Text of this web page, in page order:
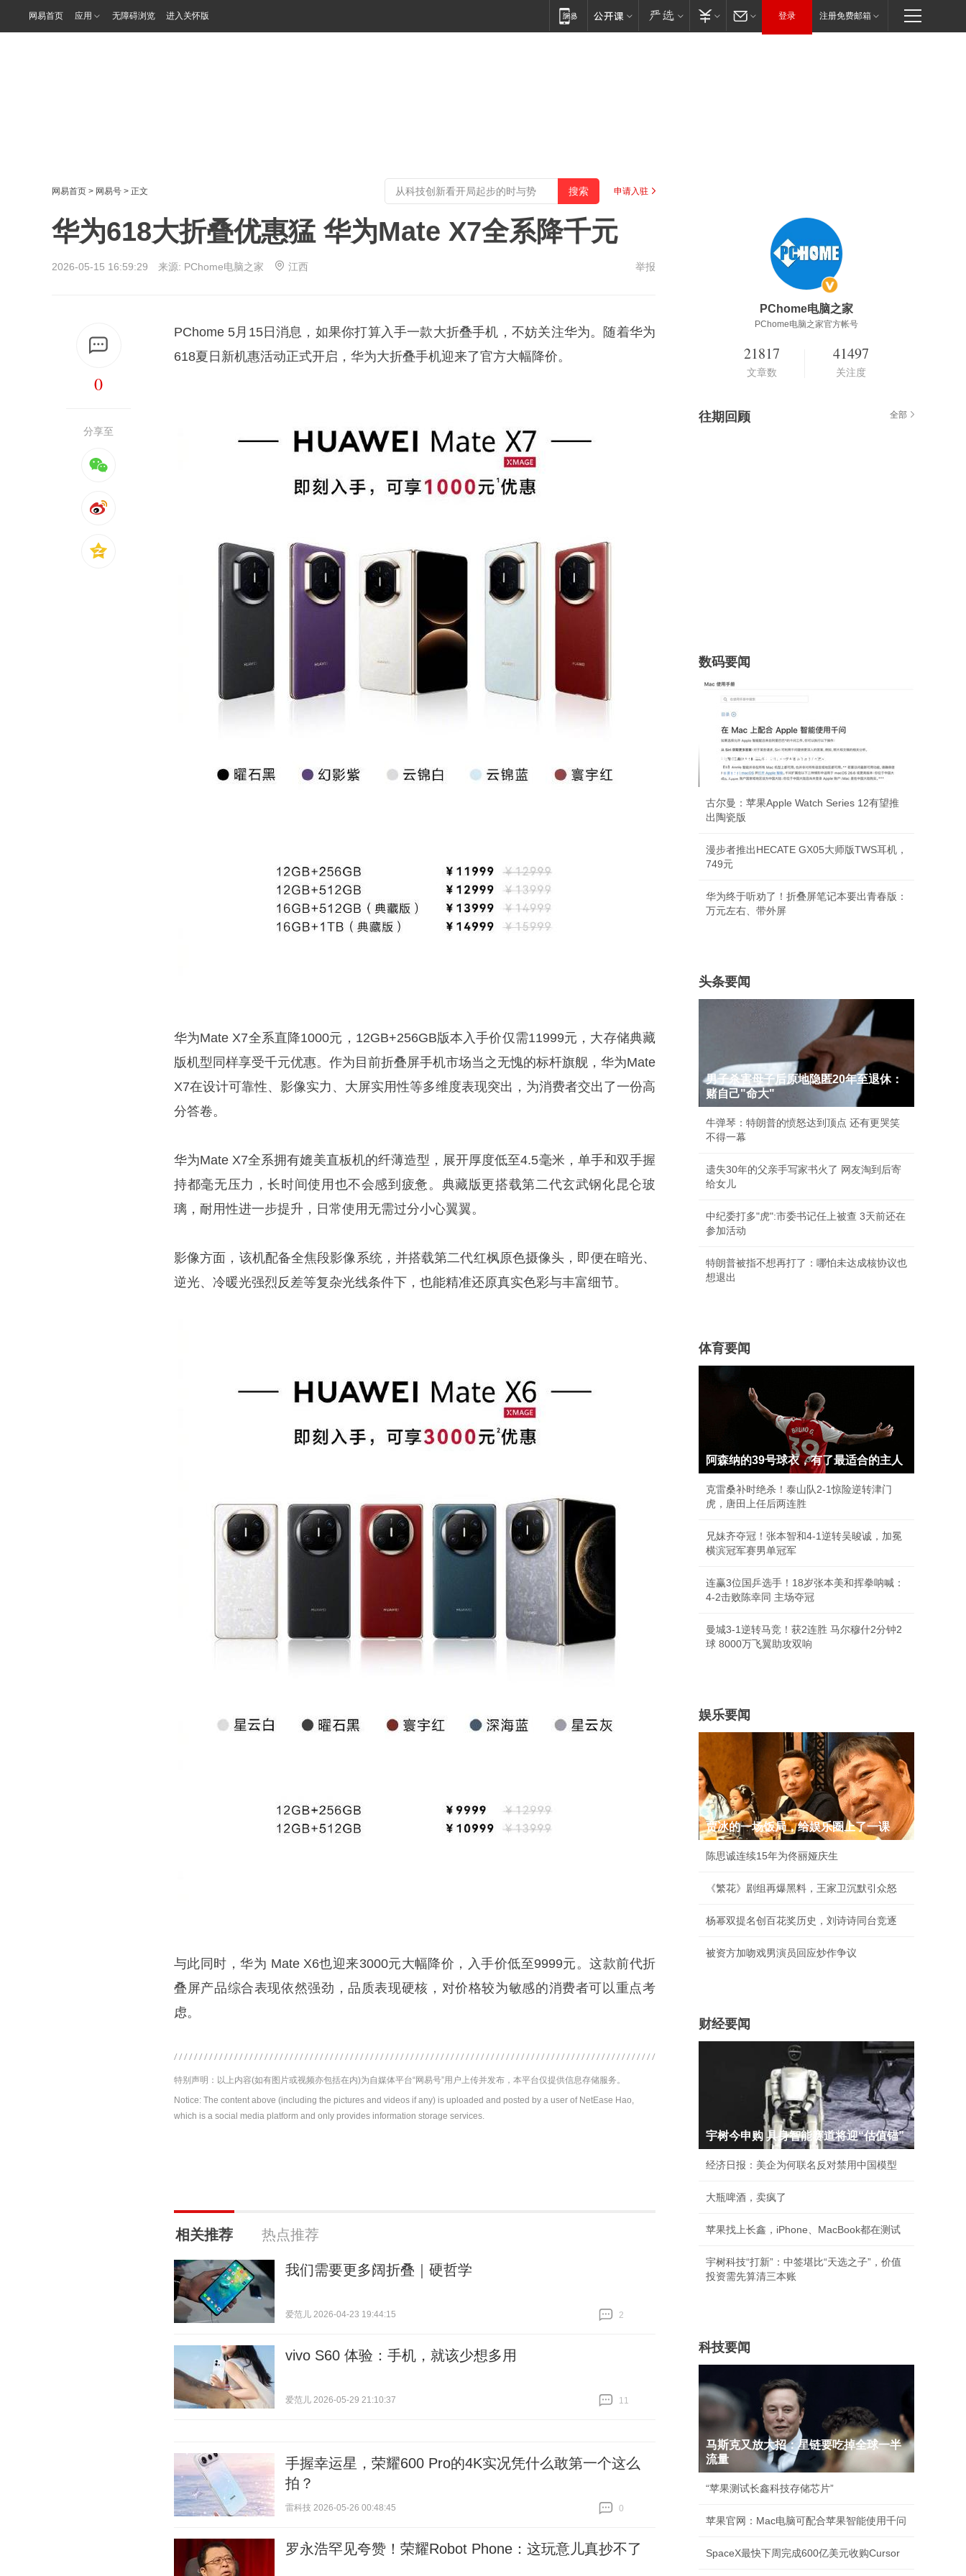
网易首页 应用 无障碍浏览 进入关怀版 登录 注册免费邮箱
网易首页 > 网易号 > 正文 申请入驻
华为618大折叠优惠猛 华为Mate X7全系降千元
2026-05-15 16:59:29 来源: PChome电脑之家 江西 举报
0
分享至
PChome 5月15日消息，如果你打算入手一款大折叠手机，不妨关注华为。随着华为
618夏日新机惠活动正式开启，华为大折叠手机迎来了官方大幅降价。
华为Mate X7全系直降1000元，12GB+256GB版本入手价仅需11999元，大存储典藏
版机型同样享受千元优惠。作为目前折叠屏手机市场当之无愧的标杆旗舰，华为Mate
X7在设计可靠性、影像实力、大屏实用性等多维度表现突出，为消费者交出了一份高
分答卷。
华为Mate X7全系拥有媲美直板机的纤薄造型，展开厚度低至4.5毫米，单手和双手握
持都毫无压力，长时间使用也不会感到疲惫。典藏版更搭载第二代玄武钢化昆仑玻
璃，耐用性进一步提升，日常使用无需过分小心翼翼。
影像方面，该机配备全焦段影像系统，并搭载第二代红枫原色摄像头，即便在暗光、
逆光、冷暖光强烈反差等复杂光线条件下，也能精准还原真实色彩与丰富细节。
与此同时，华为 Mate X6也迎来3000元大幅降价，入手价低至9999元。这款前代折
叠屏产品综合表现依然强劲，品质表现硬核，对价格较为敏感的消费者可以重点考
虑。
特别声明：以上内容(如有图片或视频亦包括在内)为自媒体平台“网易号”用户上传并发布，本平台仅提供信息存储服务。
Notice: The content above (including the pictures and videos if any) is uploaded and posted by a user of NetEase Hao,
which is a social media platform and only provides information storage services.
相关推荐 热点推荐
我们需要更多阔折叠｜硬哲学
爱范儿 2026-04-23 19:44:15
2
vivo S60 体验：手机，就该少想多用
爱范儿 2026-05-29 21:10:37
11
手握幸运星，荣耀600 Pro的4K实况凭什么敢第一个这么
拍？
雷科技 2026-05-26 00:48:45
0
罗永浩罕见夸赞！荣耀Robot Phone：这玩意儿真抄不了
PChome电脑之家
PChome电脑之家官方帐号
21817
文章数
41497
关注度
往期回顾 全部
数码要闻
苹果官网已删除Apple智能接入阿里千
问页面
古尔曼：苹果Apple Watch Series 12有望推
出陶瓷版
漫步者推出HECATE GX05大师版TWS耳机，
749元
华为终于听劝了！折叠屏笔记本要出青春版：
万元左右、带外屏
头条要闻
男子杀害母子后原地隐匿20年至退休：
赌自己"命大"
牛弹琴：特朗普的愤怒达到顶点 还有更哭笑
不得一幕
遗失30年的父亲手写家书火了 网友淘到后寄
给女儿
中纪委打多"虎":市委书记任上被查 3天前还在
参加活动
特朗普被指不想再打了：哪怕未达成核协议也
想退出
体育要闻
阿森纳的39号球衣，有了最适合的主人
克雷桑补时绝杀！泰山队2-1惊险逆转津门
虎，唐田上任后两连胜
兄妹齐夺冠！张本智和4-1逆转吴晙诚，加冕
横滨冠军赛男单冠军
连赢3位国乒选手！18岁张本美和挥拳呐喊：
4-2击败陈幸同 主场夺冠
曼城3-1逆转马竞！获2连胜 马尔穆什2分钟2
球 8000万飞翼助攻双响
娱乐要闻
贾冰的一场饭局，给娱乐圈上了一课
陈思诚连续15年为佟丽娅庆生
《繁花》剧组再爆黑料，王家卫沉默引众怒
杨幂双提名创百花奖历史，刘诗诗同台竞逐
被资方加吻戏男演员回应炒作争议
财经要闻
宇树今申购 具身智能赛道将迎“估值锚”
经济日报：美企为何联名反对禁用中国模型
大瓶啤酒，卖疯了
苹果找上长鑫，iPhone、MacBook都在测试
宇树科技“打新”：中签堪比“天选之子”，价值
投资需先算清三本账
科技要闻
马斯克又放大招：星链要吃掉全球一半
流量
“苹果测试长鑫科技存储芯片”
苹果官网：Mac电脑可配合苹果智能使用千问
SpaceX最快下周完成600亿美元收购Cursor